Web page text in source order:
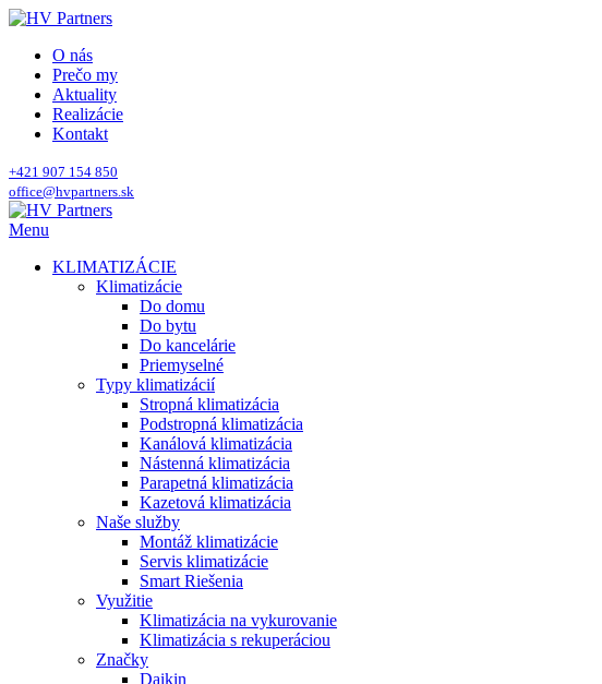
O nás
Prečo my
Aktuality
Realizácie
Kontakt
+421 907 154 850
office@hvpartners.sk
Menu
KLIMATIZÁCIE
Klimatizácie
Do domu
Do bytu
Do kancelárie
Priemyselné
Typy klimatizácií
Stropná klimatizácia
Podstropná klimatizácia
Kanálová klimatizácia
Nástenná klimatizácia
Parapetná klimatizácia
Kazetová klimatizácia
Naše služby
Montáž klimatizácie
Servis klimatizácie
Smart Riešenia
Využitie
Klimatizácia na vykurovanie
Klimatizácia s rekuperáciou
Značky
Daikin